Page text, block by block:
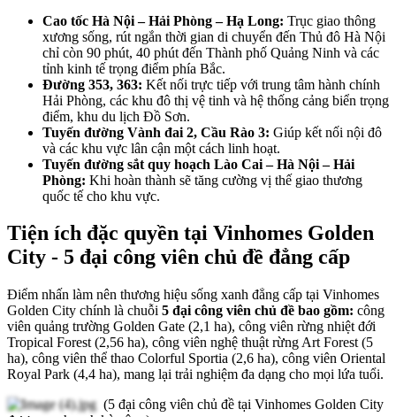
Cao tốc Hà Nội – Hải Phòng – Hạ Long: Trục giao thông
xương sống, rút ngắn thời gian di chuyển đến Thủ đô Hà Nội
chỉ còn 90 phút, 40 phút đến Thành phố Quảng Ninh và các
tỉnh kinh tế trọng điểm phía Bắc.
Đường 353, 363: Kết nối trực tiếp với trung tâm hành chính
Hải Phòng, các khu đô thị vệ tinh và hệ thống cảng biển trọng
điểm, khu du lịch Đồ Sơn.
Tuyến đường Vành đai 2, Cầu Rào 3: Giúp kết nối nội đô
và các khu vực lân cận một cách linh hoạt.
Tuyến đường sắt quy hoạch Lào Cai – Hà Nội – Hải
Phòng: Khi hoàn thành sẽ tăng cường vị thế giao thương
quốc tế cho khu vực.
Tiện ích đặc quyền tại Vinhomes Golden
City - 5 đại công viên chủ đề đẳng cấp
Điểm nhấn làm nên thương hiệu sống xanh đẳng cấp tại Vinhomes
Golden City chính là chuỗi 5 đại công viên chủ đề bao gồm: công
viên quảng trường Golden Gate (2,1 ha), công viên rừng nhiệt đới
Tropical Forest (2,56 ha), công viên nghệ thuật rừng Art Forest (5
ha), công viên thể thao Colorful Sportia (2,6 ha), công viên Oriental
Royal Park (4,4 ha), mang lại trải nghiệm đa dạng cho mọi lứa tuổi.
(5 đại công viên chủ đề tại Vinhomes Golden City